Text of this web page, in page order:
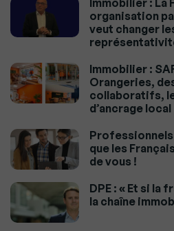
organisation
veut changer
Immobilier :
Orangeries,
collaboratifs,
d’ancrage local
Professionnels
que les
de vous !
DPE : « Et si
la chaîne